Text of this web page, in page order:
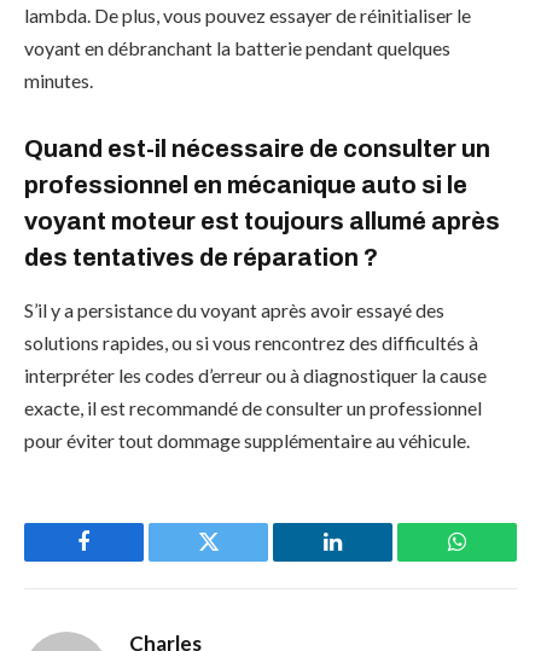
lambda. De plus, vous pouvez essayer de réinitialiser le
voyant en débranchant la batterie pendant quelques
minutes.
Quand est-il nécessaire de consulter un
professionnel en mécanique auto si le
voyant moteur est toujours allumé après
des tentatives de réparation ?
S’il y a persistance du voyant après avoir essayé des
solutions rapides, ou si vous rencontrez des difficultés à
interpréter les codes d’erreur ou à diagnostiquer la cause
exacte, il est recommandé de consulter un professionnel
pour éviter tout dommage supplémentaire au véhicule.
Facebook Twitter LinkedIn
Charles